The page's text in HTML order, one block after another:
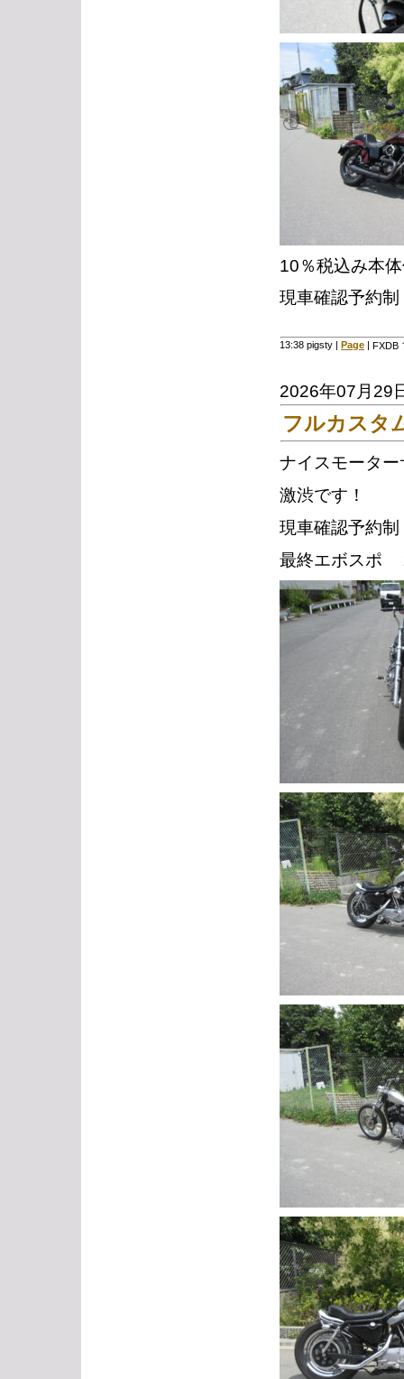
10％税込み本
現車確認予約
13:38 pigsty Page FXDB
2026年07月29
フルカスタ
ナイスモータ
激渋です！
現車確認予約
最終エボスポ